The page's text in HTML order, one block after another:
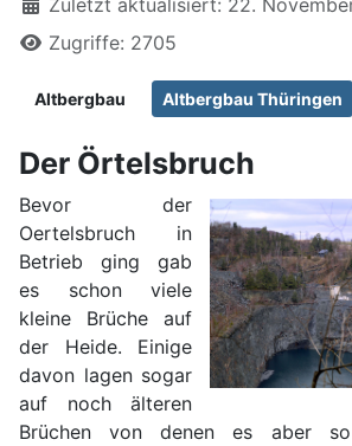
Zuletzt aktualisiert: 22.
Zugriffe: 2705
Altbergbau Altbergbau Thüringen
Der Örtelsbruch
Bevor der
Oertelsbruch in
Betrieb ging gab
es schon viele
kleine Brüche auf
der Heide. Einige
davon lagen sogar
auf noch älteren
Brüchen von denen es aber